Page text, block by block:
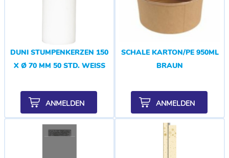
DUNI STUMPENKERZEN 150
X Ø 70 MM 50 STD. WEISS
ANMELDEN
SCHALE KARTON/PE 950ML
BRAUN
ANMELDEN